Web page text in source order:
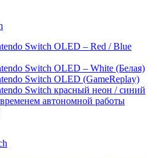
Switch OLED – Red / Blue
Switch OLED – White (Белая)
Switch OLED (GameReplay)
Switch красный неон / синий
автономной работы